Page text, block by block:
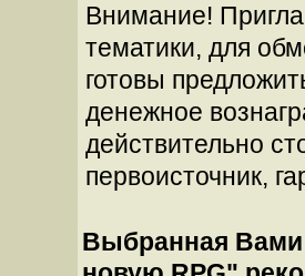
Внимание!
тематики, для
готовы
денежное
действительно
первоисточник,
Выбранная Вами